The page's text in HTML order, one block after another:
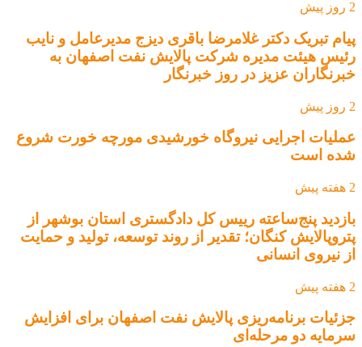
2 روز پیش
پیام تبریک دکتر غلامرضا باقری دیزج مدیرعامل و نایب
رئیس هیئت مدیره شرکت پالایش نفت اصفهان به
خبرنگاران عزیز در روز خبرنگار
2 روز پیش
عملیات اجرایی نیروگاه خورشیدی مورچه خورت شروع
شده است
2 هفته پیش
بازدید پنج‌ساعته رییس کل دادگستری استان بوشهر از
پتروپالایش کنگان؛ تقدیر از روند توسعه، تولید و حمایت
از نیروی انسانی
2 هفته پیش
جزئیات برنامه‌ریزی پالایش نفت اصفهان برای افزایش
سرمایه دو مرحله‌ای